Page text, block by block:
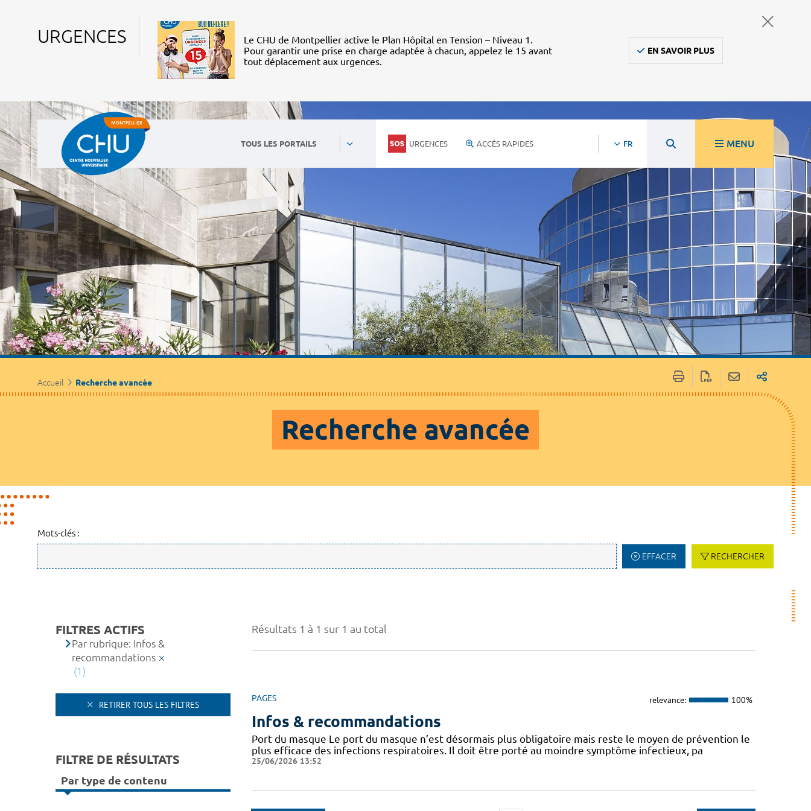
URGENCES
Le CHU de Montpellier active le Plan Hôpital en Tension – Niveau 1.
Pour garantir une prise en charge adaptée à chacun, appelez le 15 avant
tout déplacement aux urgences.
EN SAVOIR PLUS
TOUS LES PORTAILS URGENCES ACCÈS RAPIDES FR MENU
Accueil Recherche avancée
Recherche avancée
Mots-clés :
EFFACER RECHERCHER
Résultats 1 à 1 sur 1 au total
PAGES relevance: 100%
Infos & recommandations
Port du masque Le port du masque n’est désormais plus obligatoire mais reste le moyen de prévention le
plus efficace des infections respiratoires. Il doit être porté au moindre symptôme infectieux, pa
25/06/2026 13:52
FILTRES ACTIFS
Par rubrique: Infos &
recommandations
(1)
RETIRER TOUS LES FILTRES
FILTRE DE RÉSULTATS
Par type de contenu